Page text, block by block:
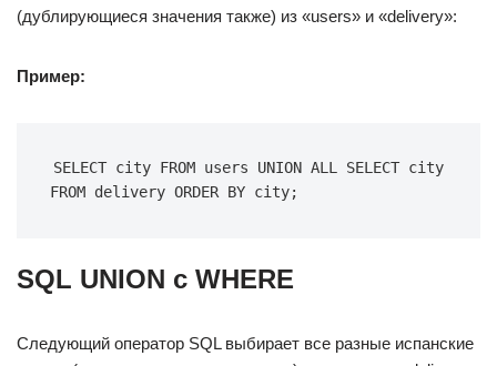
(дублирующиеся значения также) из «users» и «delivery»:
Пример:
SELECT city FROM users UNION ALL SELECT city
FROM delivery ORDER BY city;
SQL UNION с WHERE
Следующий оператор SQL выбирает все разные испанские